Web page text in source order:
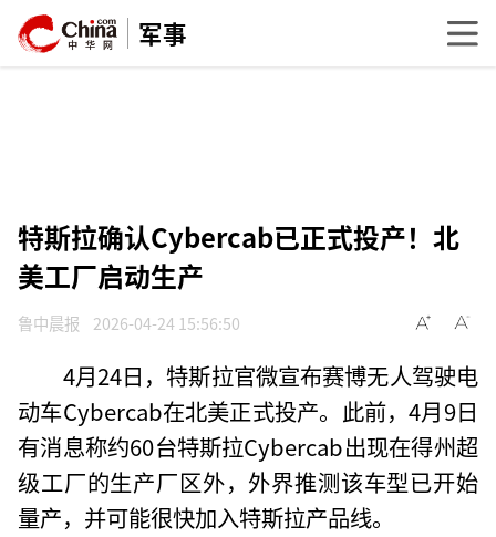
军事
特斯拉确认Cybercab已正式投产！北
美工厂启动生产
鲁中晨报 2026-04-24 15:56:50
4月24日，特斯拉官微宣布赛博无人驾驶电
动车Cybercab在北美正式投产。此前，4月9日
有消息称约60台特斯拉Cybercab出现在得州超
级工厂的生产厂区外，外界推测该车型已开始
量产，并可能很快加入特斯拉产品线。